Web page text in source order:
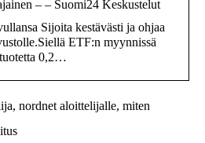
– – Suomi24 Keskustelut
Sijoita kestävästi ja ohjaa
ETF:n myynnissä
0,2…
nordnet aloittelijalle, miten